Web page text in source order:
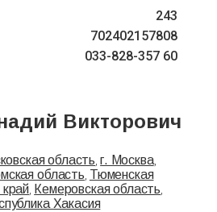
243
702402157808
033-828-357 60
Викторович
область,г. Москва,
область, Тюменская
край, Кемеровская область,
Хакасия